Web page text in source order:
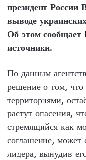
президент России
выводе
Об этом сообщает
источники.
По данным
решение о том, что
территориями,
растут опасения,
стремящийся как
соглашение, может
лидера, вынудив